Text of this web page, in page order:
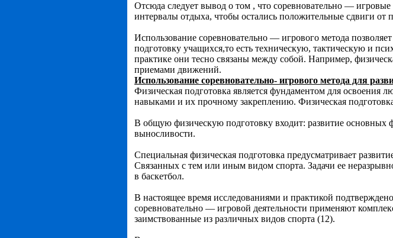
Отсюда следует вывод о том , что соревновательно —
интервалы отдыха, чтобы остались положительные сдвиги от
Использование соревновательно — игрового метода позволяет
подготовку учащихся,то есть техническую, тактическую и
практике они тесно связаны между собой. Например,
приемами движений.
Использование соревновательно- игрового метода для
Физическая подготовка является фундаментом для
навыками и их прочному закреплению. Физическая
В общую физическую подготовку входит: развитие основных
выносливости.
Специальная физическая подготовка предусматривает
Связанных с тем или иным видом спорта. Задачи ее
в баскетбол.
В настоящее время исследованиями и практикой
соревновательно — игровой деятельности применяют
заимствованные из различных видов спорта (12).